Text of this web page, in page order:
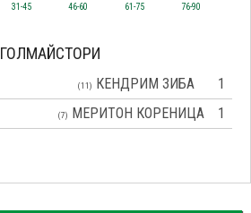
31-45 46-60 61-75 76-90
ГОЛМАЙСТОРИ
(11) КЕНДРИМ ЗИБА 1
(7) МЕРИТОН КОРЕНИЦА 1